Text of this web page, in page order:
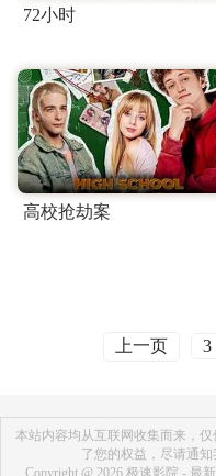
72小时
高校抢劫案
上一页 3
本站内容均从互联网收集而来，
了您的权益，尽请通知